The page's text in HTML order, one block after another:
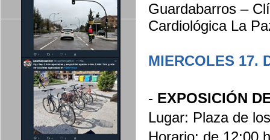
Guardabarros –
Cardiológica La
MIERCOLES
- EXPOSICIÓN
Lugar: Plaza de
Horario: de 12:00